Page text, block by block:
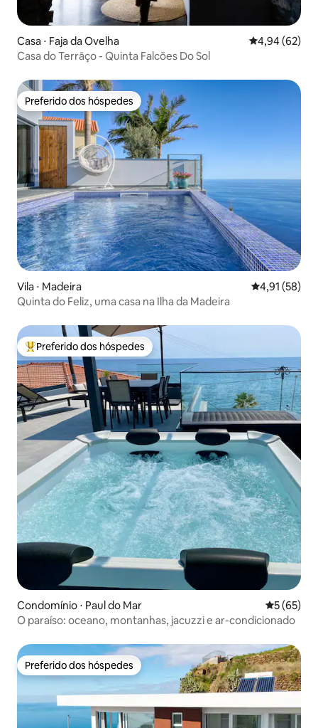
Casa ⋅ Faja da Ovelha 4,94 de uma
4,94 (62)
Casa do Terrāço - Quinta Falcões Do Sol
Preferido dos hóspedes
Preferido dos hóspedes
Vila ⋅ Madeira 4,91 de uma
4,91 (58)
Quinta do Feliz, uma casa na Ilha da Madeira
Entre os melhores preferidos dos hóspedes
Preferido dos hóspedes
Condomínio ⋅ Paul do Mar 5 de uma
5 (65)
O paraíso: oceano, montanhas, jacuzzi e ar-condicionado
Preferido dos hóspedes
Preferido dos hóspedes